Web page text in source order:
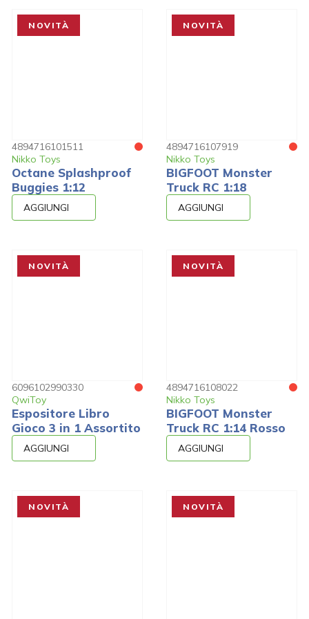
NOVITÀ
4894716101511
Nikko Toys
Octane Splashproof
Buggies 1:12
AGGIUNGI
NOVITÀ
4894716107919
Nikko Toys
BIGFOOT Monster
Truck RC 1:18
AGGIUNGI
NOVITÀ
6096102990330
QwiToy
Espositore Libro
Gioco 3 in 1 Assortito
AGGIUNGI
NOVITÀ
4894716108022
Nikko Toys
BIGFOOT Monster
Truck RC 1:14 Rosso
AGGIUNGI
NOVITÀ NOVITÀ